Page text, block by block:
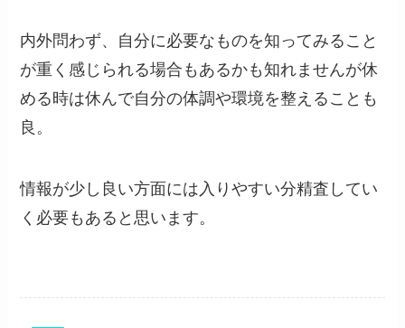
内外問わず、自分に必要なものを知ってみること
が重く感じられる場合もあるかも知れませんが休
める時は休んで自分の体調や環境を整えることも
良。
情報が少し良い方面には入りやすい分精査してい
く必要もあると思います。